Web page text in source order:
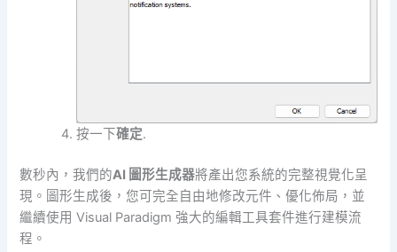
按一下確定.
數秒內，我們的AI 圖形生成器將產出您系統的完整視覺化呈
現。圖形生成後，您可完全自由地修改元件、優化佈局，並
繼續使用 Visual Paradigm 強大的編輯工具套件進行建模流
程。